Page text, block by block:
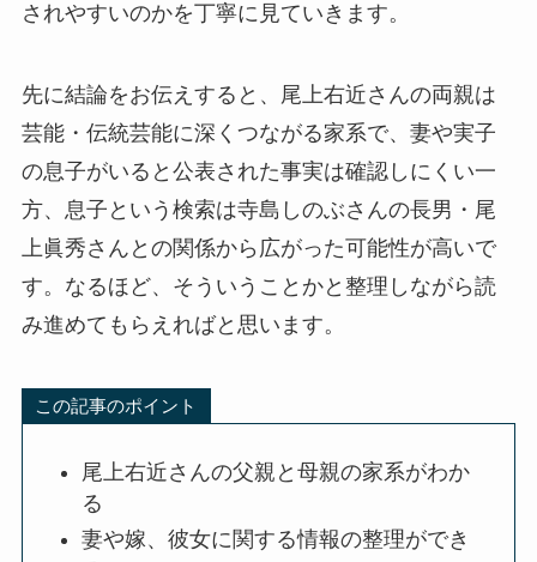
されやすいのかを丁寧に見ていきます。
先に結論をお伝えすると、尾上右近さんの両親は
芸能・伝統芸能に深くつながる家系で、妻や実子
の息子がいると公表された事実は確認しにくい一
方、息子という検索は寺島しのぶさんの長男・尾
上眞秀さんとの関係から広がった可能性が高いで
す。なるほど、そういうことかと整理しながら読
み進めてもらえればと思います。
この記事のポイント
尾上右近さんの父親と母親の家系がわか
る
妻や嫁、彼女に関する情報の整理ができ